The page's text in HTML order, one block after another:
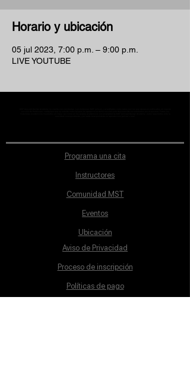
Horario y ubicación
05 jul 2023, 7:00 p.m. – 9:00 p.m.
LIVE YOUTUBE
Programa una cita
Instructores
Comunidad MST
Eventos
Ubicación
Aviso de Privacidad
Proceso de inscripción
Políticas de pago